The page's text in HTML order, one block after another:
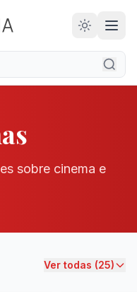
28
ANOS
sobre cinema e
Ver todas (25)